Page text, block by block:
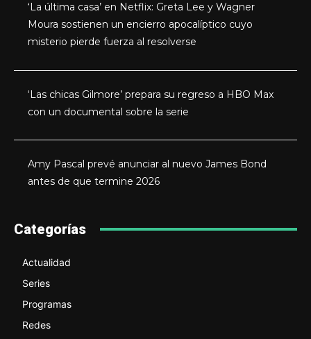
‘La última casa’ en Netflix: Greta Lee y Wagner
Moura sostienen un encierro apocalíptico cuyo
misterio pierde fuerza al resolverse
‘Las chicas Gilmore’ prepara su regreso a HBO Max
con un documental sobre la serie
Amy Pascal prevé anunciar al nuevo James Bond
antes de que termine 2026
Categorías
Actualidad
Series
Programas
Redes